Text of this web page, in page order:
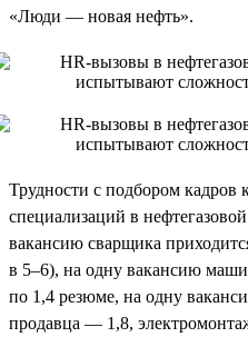
«Люди — новая нефть».
Трудности с подбором кадров
специализаций в
вакансию сварщика
в 5–6), на одну вакансию
по 1,4 резюме, на одну
продавца — 1,8,